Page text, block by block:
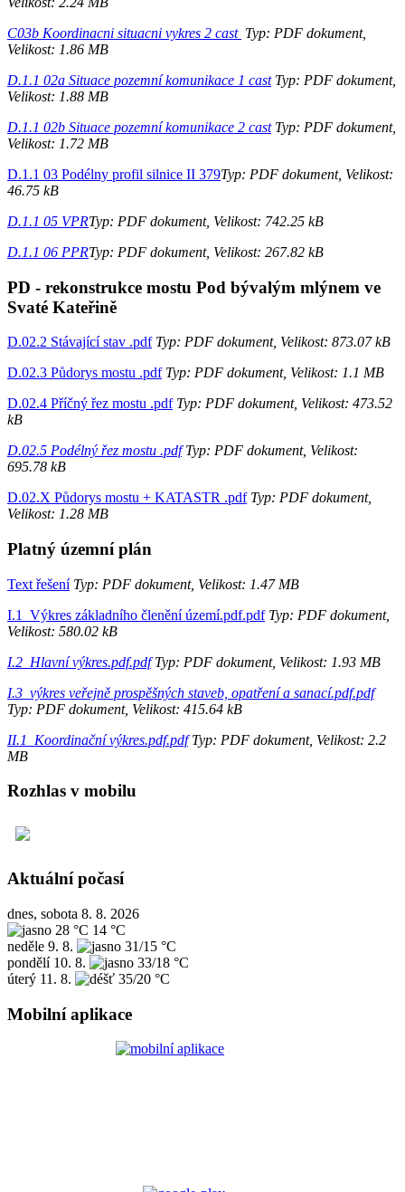
C03b Koordinacni situacni vykres 2 cast Typ: PDF dokument,
Velikost: 1.86 MB
D.1.1 02a Situace pozemní komunikace 1 castTyp: PDF dokument,
Velikost: 1.88 MB
D.1.1 02b Situace pozemní komunikace 2 castTyp: PDF dokument,
Velikost: 1.72 MB
D.1.1 03 Podélny profil silnice II 379Typ: PDF dokument, Velikost:
46.75 kB
D.1.1 05 VPRTyp: PDF dokument, Velikost: 742.25 kB
D.1.1 06 PPRTyp: PDF dokument, Velikost: 267.82 kB
PD - rekonstrukce mostu Pod bývalým mlýnem ve
Svaté Kateřině
D.02.2 Stávající stav .pdfTyp: PDF dokument, Velikost: 873.07 kB
D.02.3 Půdorys mostu .pdfTyp: PDF dokument, Velikost: 1.1 MB
D.02.4 Příčný řez mostu .pdfTyp: PDF dokument, Velikost: 473.52
kB
D.02.5 Podélný řez mostu .pdfTyp: PDF dokument, Velikost:
695.78 kB
D.02.X Půdorys mostu + KATASTR .pdfTyp: PDF dokument,
Velikost: 1.28 MB
Platný územní plán
Text řešeníTyp: PDF dokument, Velikost: 1.47 MB
I.1_Výkres základního členění území.pdf.pdfTyp: PDF dokument,
Velikost: 580.02 kB
I.2_Hlavní výkres.pdf.pdfTyp: PDF dokument, Velikost: 1.93 MB
I.3_výkres veřejně prospěšných staveb, opatření a sanací.pdf.pdf
Typ: PDF dokument, Velikost: 415.64 kB
II.1_Koordinační výkres.pdf.pdfTyp: PDF dokument, Velikost: 2.2
MB
Rozhlas v mobilu
Aktuální počasí
dnes, sobota 8. 8. 2026
28 °C 14 °C
neděle 9. 8.
31/15 °C
pondělí 10. 8.
33/18 °C
úterý 11. 8. 35/20 °C
Mobilní aplikace